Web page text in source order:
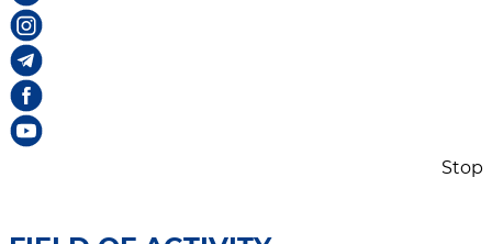
Stop